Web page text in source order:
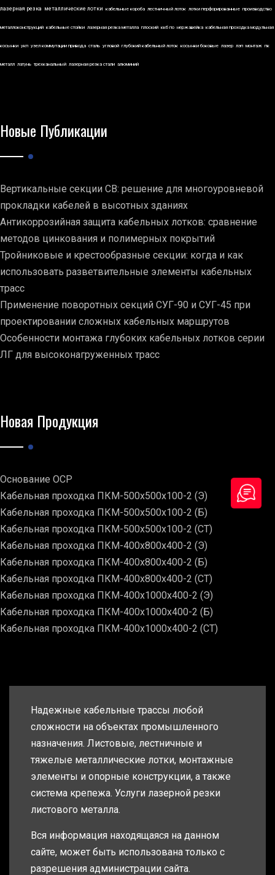
лазерная резка металлические лотки кабельные короба лестничный лоток лотки перфорированные производство
металлоконструкций кабельные стойки лазерная резка металла плоский ккб по нержавейка кабельная проходка модульная
косынки укп узел коммутации привода сталь угловой глубокий кабельный лоток косынки боковые лазер лэп монтаж пк
металл латунь трехканальный лазерная резка стали алюминий
Новые Публикации
Вертикальные секции СВ: решение для многоуровневой
прокладки кабелей в высотных зданиях
Антикоррозийная защита кабельных лотков: сравнение
методов цинкования и полимерных покрытий
Тройниковые и крестообразные секции: когда и как
использовать разветвительные элементы кабельных
трасс
Применение поворотных секций СУГ-90 и СУГ-45 при
проектировании сложных кабельных маршрутов
Особенности монтажа глубоких кабельных лотков серии
ЛГ для высоконагруженных трасс
Новая Продукция
Основание ОСР
Кабельная проходка ПКМ-500х500х100-2 (Э)
Кабельная проходка ПКМ-500х500х100-2 (Б)
Кабельная проходка ПКМ-500х500х100-2 (СТ)
Кабельная проходка ПКМ-400х800х400-2 (Э)
Кабельная проходка ПКМ-400х800х400-2 (Б)
Кабельная проходка ПКМ-400х800х400-2 (СТ)
Кабельная проходка ПКМ-400х1000х400-2 (Э)
Кабельная проходка ПКМ-400х1000х400-2 (Б)
Кабельная проходка ПКМ-400х1000х400-2 (СТ)
Надежные кабельные трассы любой
сложности на объектах промышленного
назначения. Листовые, лестничные и
тяжелые металлические лотки, монтажные
элементы и опорные конструкции, а также
система крепежа. Услуги лазерной резки
листового металла.
Вся информация находящаяся на данном
сайте, может быть использована только с
разрешения администрации сайта.